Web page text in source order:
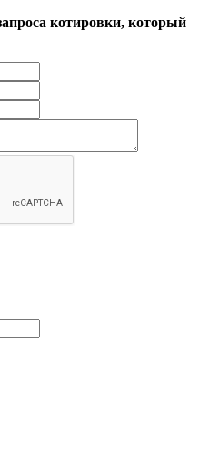
котировки, который